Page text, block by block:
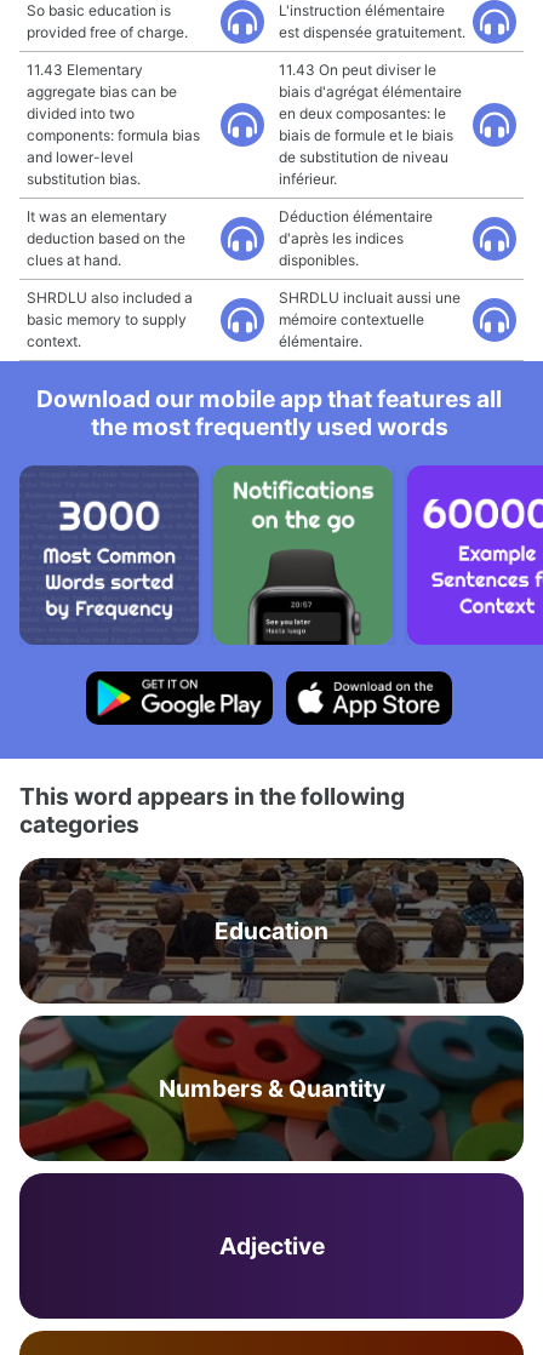
So basic education is
provided free of charge.
L'instruction élémentaire
est dispensée gratuitement.
11.43 Elementary
aggregate bias can be
divided into two
components: formula bias
and lower-level
substitution bias.
11.43 On peut diviser le
biais d'agrégat élémentaire
en deux composantes: le
biais de formule et le biais
de substitution de niveau
inférieur.
It was an elementary
deduction based on the
clues at hand.
Déduction élémentaire
d'après les indices
disponibles.
SHRDLU also included a
basic memory to supply
context.
SHRDLU incluait aussi une
mémoire contextuelle
élémentaire.
Download our mobile app that features all
the most frequently used words
This word appears in the following
categories
Education
Numbers & Quantity
Adjective